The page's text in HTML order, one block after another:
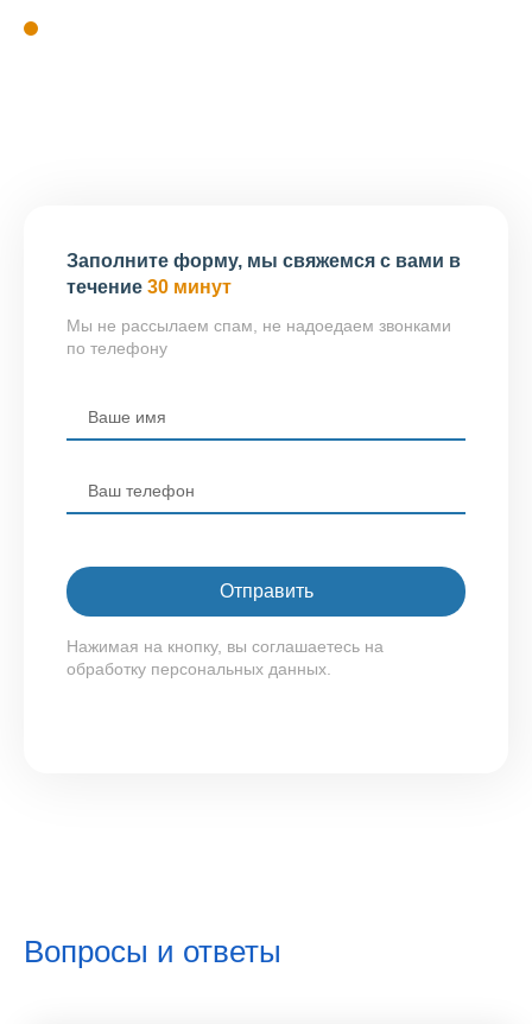
Заполните форму, мы свяжемся с вами в
течение 30 минут
Мы не рассылаем спам, не надоедаем звонками
по телефону
Нажимая на кнопку, вы соглашаетесь на
обработку персональных данных.
Вопросы и ответы